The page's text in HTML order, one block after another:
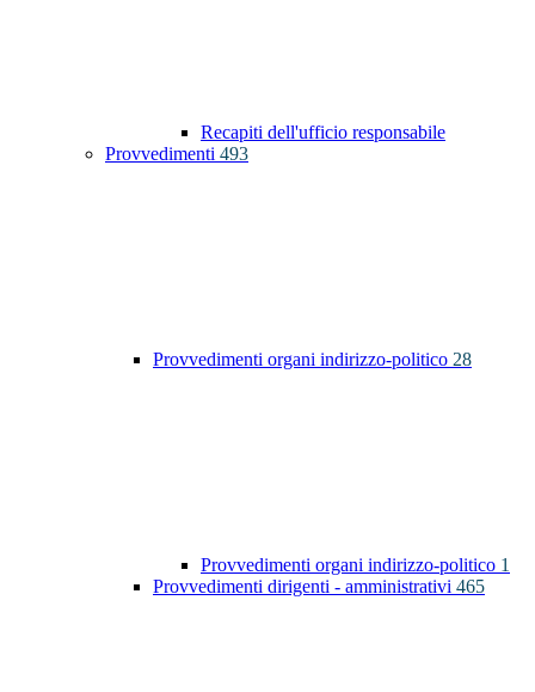
Recapiti dell'ufficio responsabile
Provvedimenti 493
Provvedimenti organi indirizzo-politico 28
Provvedimenti organi indirizzo-politico 1
Provvedimenti dirigenti - amministrativi 465